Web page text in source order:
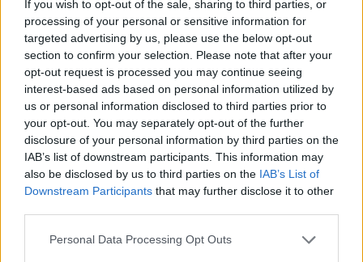
If you wish to opt-out of the sale, sharing to third parties, or
processing of your personal or sensitive information for
targeted advertising by us, please use the below opt-out
section to confirm your selection. Please note that after your
opt-out request is processed you may continue seeing
interest-based ads based on personal information utilized by
us or personal information disclosed to third parties prior to
your opt-out. You may separately opt-out of the further
disclosure of your personal information by third parties on the
IAB’s list of downstream participants. This information may
also be disclosed by us to third parties on the IAB’s List of
Downstream Participants that may further disclose it to other
Personal Data Processing Opt Outs
perinatal até ao envelhecimento, destacando a
importância da intervenção precoce e a presença
transversal do trauma em várias áreas da saúde
mental.
Foram ainda analisados contextos como violência na
intimidade, bullying, cuidados paliativos e luto
traumático, evidenciando a complexidade e
abrangência desta realidade.
As jornadas terminaram com a síntese dos principais
contributos e a apresentação do tema para a